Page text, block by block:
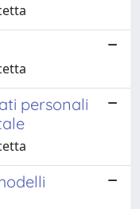
personali